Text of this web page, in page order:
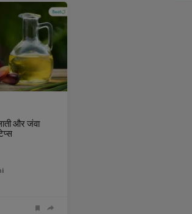
और जंवा